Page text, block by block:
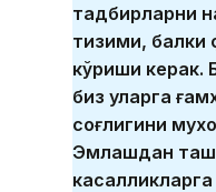
тадбирларни
тизими, балки
кўриши керак.
биз уларга
соғлигини
Эмлашдан